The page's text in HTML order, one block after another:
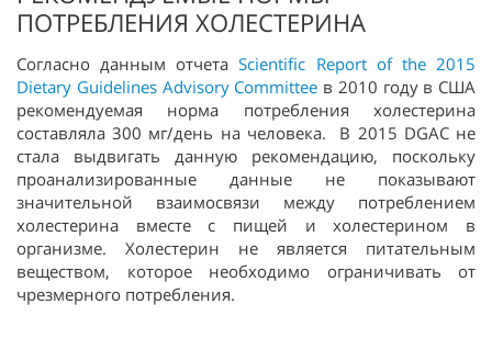
ПОТРЕБЛЕНИЯ ХОЛЕСТЕРИНА
Согласно данным отчетаScientific Report of the 2015
Dietary Guidelines Advisory Committee в 2010 году в США
рекомендуемая норма потребления холестерина
составляла 300 мг/день на человека. В 2015 DGAC не
стала выдвигать данную рекомендацию, поскольку
проанализированные данные не показывают
значительной взаимосвязи между потреблением
холестерина вместе с пищей и холестерином в
организме. Холестерин не является питательным
веществом, которое необходимо ограничивать от
чрезмерного потребления.